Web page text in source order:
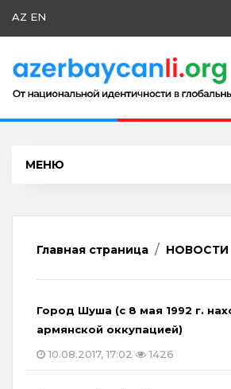
AZ EN
МЕНЮ
Главная страница НОВОСТИ
Город Шуша (с 8 мая 1992 г.
армянской оккупацией)
10.08.2017, 17:02
1426